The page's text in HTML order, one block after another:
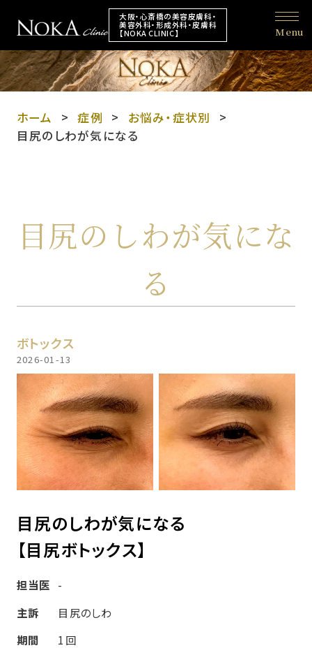
大阪・心斎橋の美容皮膚科・
美容外科・形成外科・皮膚科
【NOKA CLINIC】
Menu
ホーム 症例
お悩み・症状別
目尻のしわが気になる
目尻のしわが気にな
る
ボトックス
2026-01-13
目尻のしわが気になる
【目尻ボトックス】
担当医 -
主訴
目尻のしわ
期間
1回